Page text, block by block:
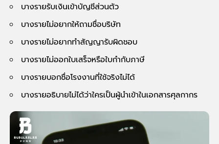
บางรายรับเงินเข้าบัญชีส่วนตัว
บางรายไม่อยากให้ถามชื่อบริษัท
บางรายไม่อยากทำสัญญารับผิดชอบ
บางรายไม่ออกใบเสร็จหรือใบกำกับภาษี
บางรายบอกชื่อโรงงานที่ใช้จริงไม่ได้
บางรายอธิบายไม่ได้ว่าใครเป็นผู้นำเข้าในเอกสารศุลกากร